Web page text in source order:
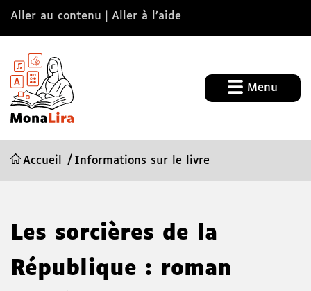
Aller au contenu Aller à l’aide
Menu
Accueil Informations sur le livre
Les sorcières de la
République : roman